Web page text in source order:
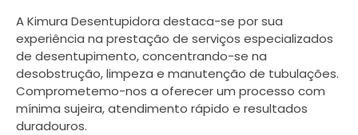
A Kimura Desentupidora destaca-se por sua
experiência na prestação de serviços especializados
de desentupimento, concentrando-se na
desobstrução, limpeza e manutenção de tubulações.
Comprometemo-nos a oferecer um processo com
mínima sujeira, atendimento rápido e resultados
duradouros.